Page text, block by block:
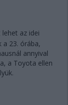
az idei
a 23. órába,
annyival
a Toyota ellen